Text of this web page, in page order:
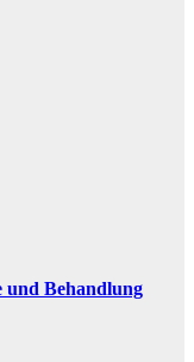
und Behandlung